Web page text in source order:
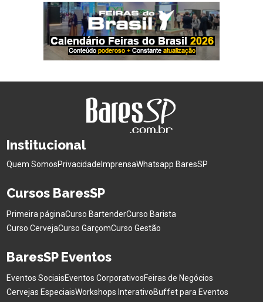
Institucional
Quem SomosPrivacidade ImprensaWhatsapp BaresSP
Cursos BaresSP
Primeira páginaCurso BartenderCurso Barista
Curso CervejaCurso GarçomCurso Gestão
BaresSP Eventos
Eventos SociaisEventos CorporativosFeiras de Negócios
Cervejas EspeciaisWorkshops InterativoBuffet para Eventos